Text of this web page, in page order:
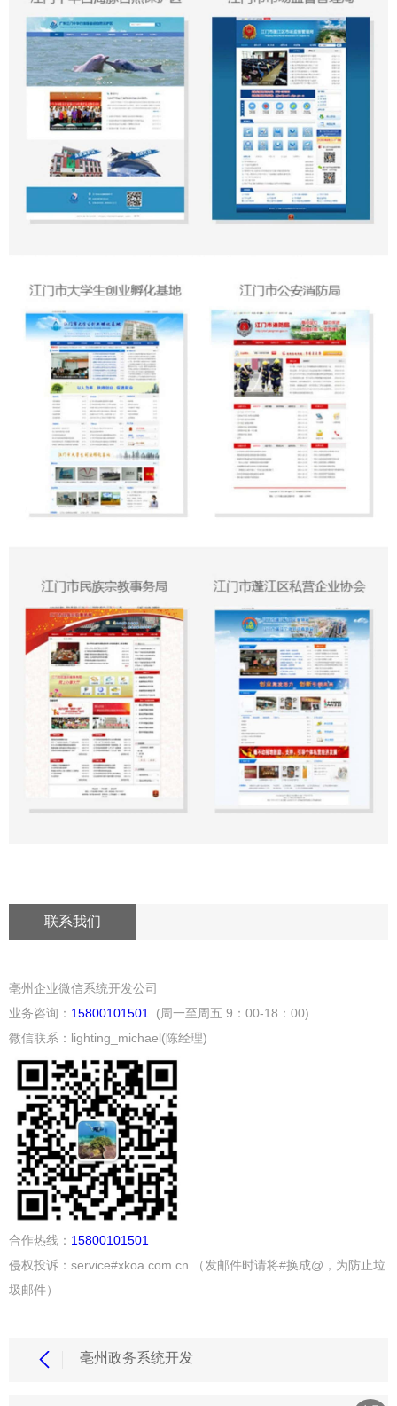
联系我们
亳州企业微信系统开发公司
业务咨询： 15800101501
(周一至周五 9：00-18：00)
微信联系：lighting_michael(陈经理)
合作热线： 15800101501
侵权投诉：service#xkoa.com.cn （发邮件时请将#换成@，为防止垃
圾邮件）
亳州政务系统开发